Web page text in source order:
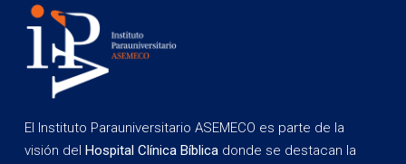
El Instituto Parauniversitario ASEMECO es parte de la
visión del Hospital Clínica Bíblica donde se destacan la